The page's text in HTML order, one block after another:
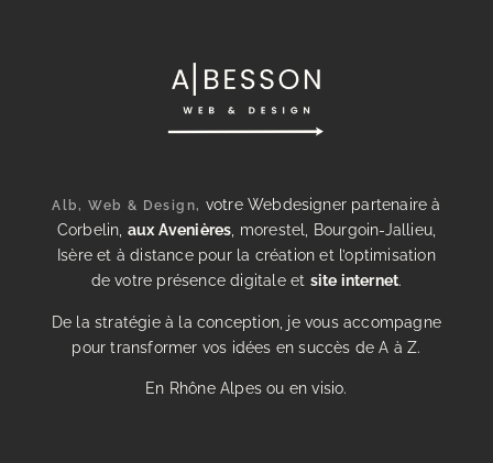
Alb, Web & Design, votre Webdesigner partenaire à
Corbelin, aux Avenières, morestel, Bourgoin-Jallieu,
Isère et à distance pour la création et l’optimisation
de votre présence digitale et site internet.
De la stratégie à la conception, je vous accompagne
pour transformer vos idées en succès de A à Z.
En Rhône Alpes ou en visio.